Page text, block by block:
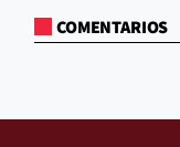
COMENTARIOS